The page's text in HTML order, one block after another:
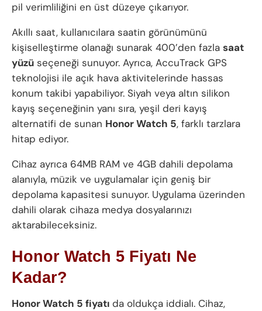
pil verimliliğini en üst düzeye çıkarıyor.
Akıllı saat, kullanıcılara saatin görünümünü
kişiselleştirme olanağı sunarak 400’den fazla saat
yüzü seçeneği sunuyor. Ayrıca, AccuTrack GPS
teknolojisi ile açık hava aktivitelerinde hassas
konum takibi yapabiliyor. Siyah veya altın silikon
kayış seçeneğinin yanı sıra, yeşil deri kayış
alternatifi de sunan Honor Watch 5, farklı tarzlara
hitap ediyor.
Cihaz ayrıca 64MB RAM ve 4GB dahili depolama
alanıyla, müzik ve uygulamalar için geniş bir
depolama kapasitesi sunuyor. Uygulama üzerinden
dahili olarak cihaza medya dosyalarınızı
aktarabileceksiniz.
Honor Watch 5 Fiyatı Ne
Kadar?
Honor Watch 5 fiyatı da oldukça iddialı. Cihaz,